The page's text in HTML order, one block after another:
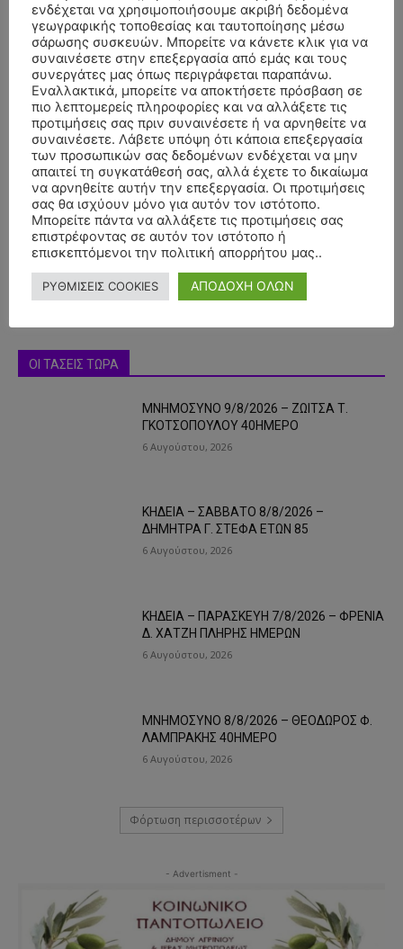
- Advertisment -
ΟΙ ΤΑΣΕΙΣ ΤΩΡΑ
ΜΝΗΜΟΣΥΝΟ 9/8/2026 – ΖΩΙΤΣΑ Τ.
ΓΚΟΤΣΟΠΟΥΛΟΥ 40ΗΜΕΡΟ
6 Αυγούστου, 2026
ΚΗΔΕΙΑ – ΣΑΒΒΑΤΟ 8/8/2026 –
ΔΗΜΗΤΡΑ Γ. ΣΤΕΦΑ ΕΤΩΝ 85
6 Αυγούστου, 2026
ΚΗΔΕΙΑ – ΠΑΡΑΣΚΕΥΗ 7/8/2026 – ΦΡΕΝΙΑ
Δ. ΧΑΤΖΗ ΠΛΗΡΗΣ ΗΜΕΡΩΝ
6 Αυγούστου, 2026
ΜΝΗΜΟΣΥΝΟ 8/8/2026 – ΘΕΟΔΩΡΟΣ Φ.
ΛΑΜΠΡΑΚΗΣ 40ΗΜΕΡΟ
6 Αυγούστου, 2026
Φόρτωση περισσοτέρων
- Advertisment -
ενδέχεται να χρησιμοποιήσουμε ακριβή δεδομένα
γεωγραφικής τοποθεσίας και ταυτοποίησης μέσω
σάρωσης συσκευών. Μπορείτε να κάνετε κλικ για να
συναινέσετε στην επεξεργασία από εμάς και τους
συνεργάτες μας όπως περιγράφεται παραπάνω.
Εναλλακτικά, μπορείτε να αποκτήσετε πρόσβαση σε
πιο λεπτομερείς πληροφορίες και να αλλάξετε τις
προτιμήσεις σας πριν συναινέσετε ή να αρνηθείτε να
συναινέσετε. Λάβετε υπόψη ότι κάποια επεξεργασία
των προσωπικών σας δεδομένων ενδέχεται να μην
απαιτεί τη συγκατάθεσή σας, αλλά έχετε το δικαίωμα
να αρνηθείτε αυτήν την επεξεργασία. Οι προτιμήσεις
σας θα ισχύουν μόνο για αυτόν τον ιστότοπο.
Μπορείτε πάντα να αλλάξετε τις προτιμήσεις σας
επιστρέφοντας σε αυτόν τον ιστότοπο ή
επισκεπτόμενοι την πολιτική απορρήτου μας..
ΡΥΘΜΙΣΕΙΣ COOKIES ΑΠΟΔΟΧΗ ΟΛΩΝ